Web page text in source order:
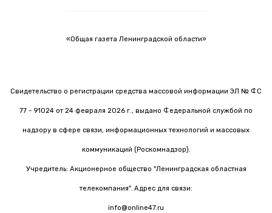
«Общая газета Ленинградской области»
Свидетельство о регистрации средства массовой информации ЭЛ № ФС
77 - 91024 от 24 февраля 2026 г., выдано Федеральной службой по
надзору в сфере связи, информационных технологий и массовых
коммуникаций (Роскомнадзор).
Учредитель: Акционерное общество "Ленинградская областная
телекомпания". Адрес для связи:
info@online47.ru